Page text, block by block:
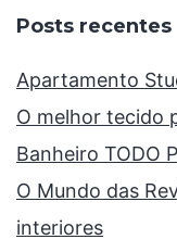
Posts recentes
Apartamento
O melhor tecido
Banheiro TODO
O Mundo das
interiores